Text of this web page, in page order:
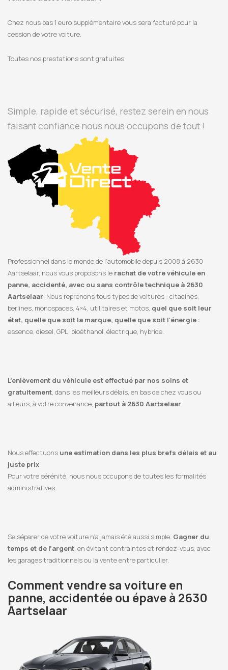
Chez nous pas 1 euro supplémentaire vous sera facturé pour la
cession de votre voiture.
Toutes nos prestations sont gratuites.
Simple, rapide et sécurisé, restez serein en nous
faisant confiance nous nous occupons de tout !
Professionnel dans le monde de l’automobile depuis 2008 à 2630
Aartselaar, nous vous proposons le rachat de votre véhicule en
panne, accidenté, avec ou sans contrôle technique à 2630
Aartselaar. Nous reprenons tous types de voitures : citadines,
berlines, monospaces, 4×4, utilitaires et motos, quel que soit leur
état, quelle que soit la marque, quelle que soit l’énergie :
essence, diesel, GPL, bioéthanol, électrique, hybride.
L’enlèvement du véhicule est effectué par nos soins et
gratuitement, dans les meilleurs délais, en bas de chez vous ou
ailleurs, à votre convenance, partout à 2630 Aartselaar.
Nous effectuons une estimation dans les plus brefs délais et au
juste prix.
Pour votre sérénité, nous nous occupons de toutes les formalités
administratives.
Se séparer de votre voiture n’a jamais été aussi simple. Gagner du
temps et de l’argent, en évitant contraintes et rendez-vous, avec
les garages traditionnels ou la vente entre particulier.
Comment vendre sa voiture en
panne, accidentée ou épave à 2630
Aartselaar